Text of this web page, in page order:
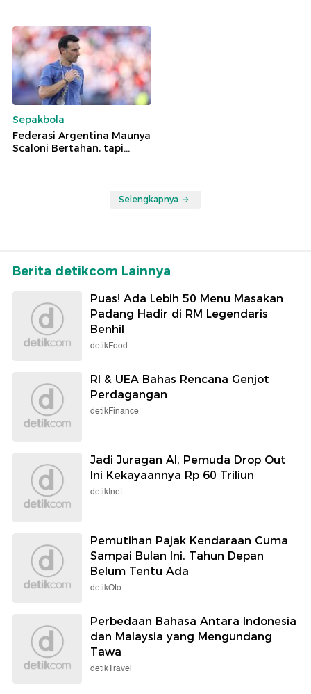
Sepakbola
Federasi Argentina Maunya
Scaloni Bertahan, tapi...
Selengkapnya
Berita detikcom Lainnya
Puas! Ada Lebih 50 Menu Masakan
Padang Hadir di RM Legendaris
Benhil
detikFood
RI & UEA Bahas Rencana Genjot
Perdagangan
detikFinance
Jadi Juragan AI, Pemuda Drop Out
Ini Kekayaannya Rp 60 Triliun
detikInet
Pemutihan Pajak Kendaraan Cuma
Sampai Bulan Ini, Tahun Depan
Belum Tentu Ada
detikOto
Perbedaan Bahasa Antara Indonesia
dan Malaysia yang Mengundang
Tawa
detikTravel